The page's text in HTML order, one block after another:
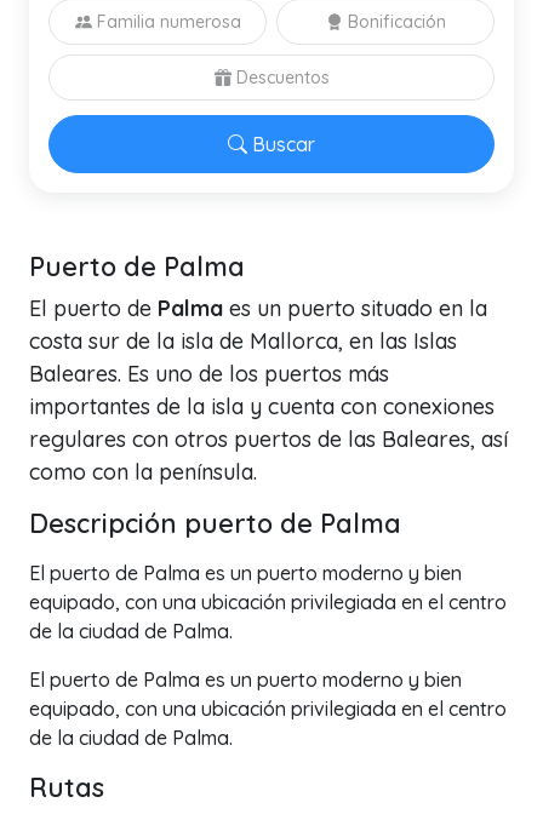
Buscar
Familia numerosa Bonificación
Descuentos
Puerto de Palma
El puerto de Palma es un puerto situado en la
costa sur de la isla de Mallorca, en las Islas
Baleares. Es uno de los puertos más
importantes de la isla y cuenta con conexiones
regulares con otros puertos de las Baleares, así
como con la península.
+
−
Descripción puerto de Palma
El puerto de Palma es un puerto moderno y bien
equipado, con una ubicación privilegiada en el centro
de la ciudad de Palma.
El puerto de Palma es un puerto moderno y bien
equipado, con una ubicación privilegiada en el centro
de la ciudad de Palma.
Rutas